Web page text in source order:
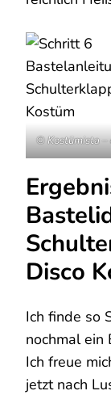
© Kostümista –
Disco
Ich finde so
nochmal ein
Ich freue
jetzt nach